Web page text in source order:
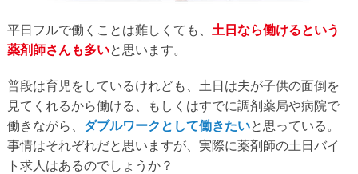
平日フルで働くことは難しくても、 土日なら働けるという
薬剤師さんも多いと思います。
普段は育児をしているけれども、土日は夫が子供の面倒を
見てくれるから働ける、もしくはすでに調剤薬局や病院で
働きながら、 ダブルワークとして働きたいと思っている。
事情はそれぞれだと思いますが、実際に薬剤師の土日バイ
ト求人はあるのでしょうか？